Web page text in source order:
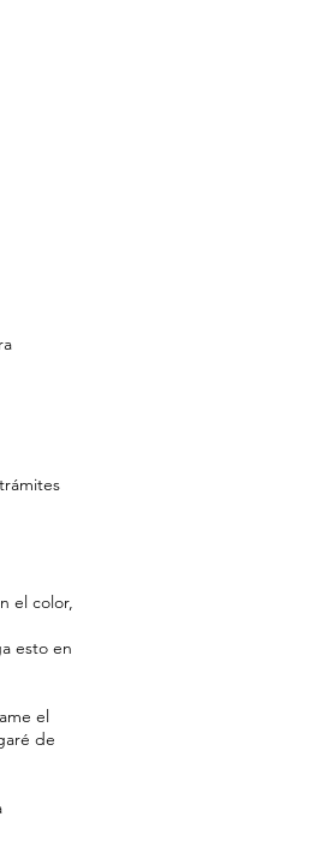
el color,
esto en
el
de